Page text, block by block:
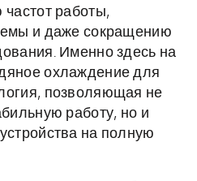
работы,
и даже сокращению
Именно здесь на
охлаждение для
позволяющая не
работу, но и
на полную